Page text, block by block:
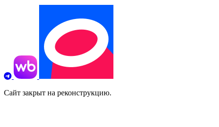
Сайт закрыт на реконструкцию.